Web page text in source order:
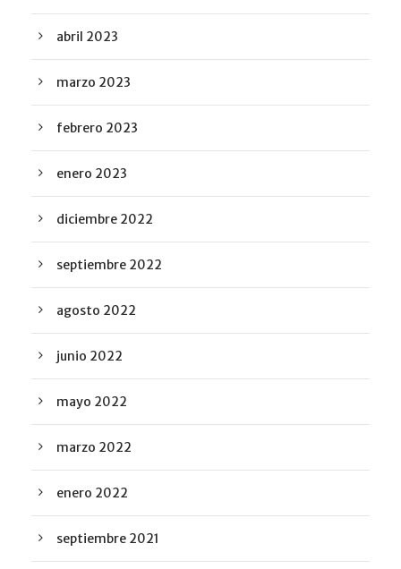
abril 2023
marzo 2023
febrero 2023
enero 2023
diciembre 2022
septiembre 2022
agosto 2022
junio 2022
mayo 2022
marzo 2022
enero 2022
septiembre 2021